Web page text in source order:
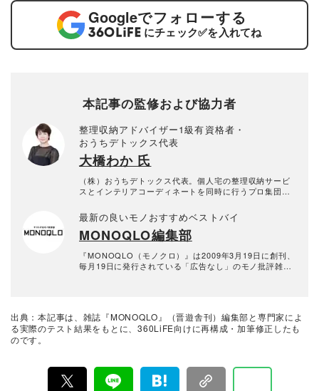
Googleでフォローする
にチェック✅を入れてね
本記事の監修および協力者
整理収納アドバイザー1級有資格者・
おうちデトックス代表
大橋わか 氏
（株）おうちデトックス代表。個人宅の整理収納サービ
スとインテリアコーディネートを同時に行うプロ集団。
者。年間約1000回以上のお片づけに悩む個人宅の整理収
納サービス実績あり。
最新の良いモノおすすめベストバイ
MONOQLO編集部
『MONOQLO（モノクロ）』は2009年3月19日に創刊、
毎月19日に発行されている「広告なし」のモノ批評雑誌
に良いモノ」だけを厳選して紹介。編集長・山田和樹を
中心に、11名以上の編集体制で日々の検証・記事制作を
出典：本記事は、雑誌『MONOQLO』（晋遊舎刊）編集部と専門家によ
る実際のテスト結果をもとに、360LiFE向けに再構成・加筆修正したも
のです。